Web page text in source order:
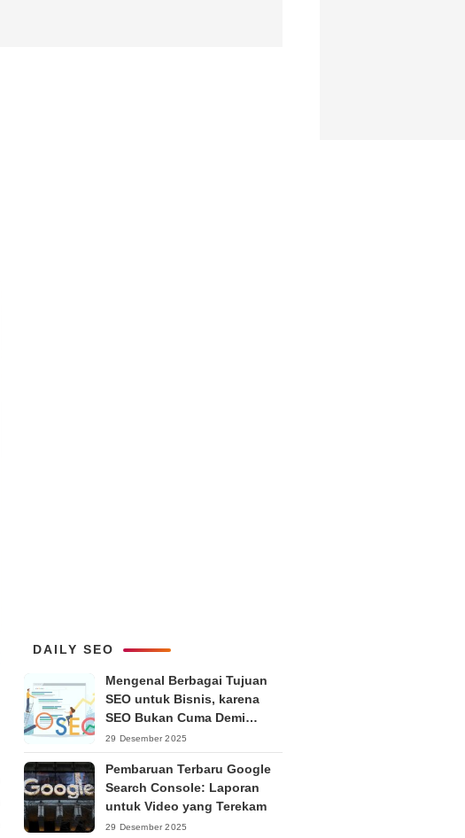
DAILY SEO
Mengenal Berbagai Tujuan
SEO untuk Bisnis, karena
SEO Bukan Cuma Demi
Ranking
29 Desember 2025
Pembaruan Terbaru Google
Search Console: Laporan
untuk Video yang Terekam
29 Desember 2025